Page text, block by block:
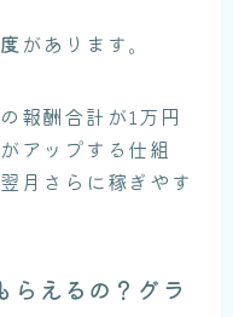
があります。
報酬合計が1万円
アップする仕組
月さらに稼ぎやす
らえるの？グラ